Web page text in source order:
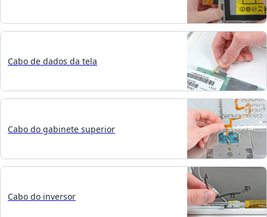
Cabo de dados da tela
Cabo do gabinete superior
Cabo do inversor